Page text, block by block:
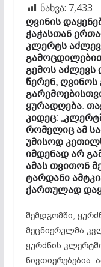
ნახვა: 7,433
ღვინის
ჭაჭასთან
კლერტს
გემოს აძლევს
წერენ,
ყურადღება.
კიდეც:
რომელიც ამ
უმისოდ
იმდენად არ
ამას თვითონ
ტარდანი
ქართულად
შემდგომში,
მეცნიერულმა
ყურძნის
ნივთიერებებია.